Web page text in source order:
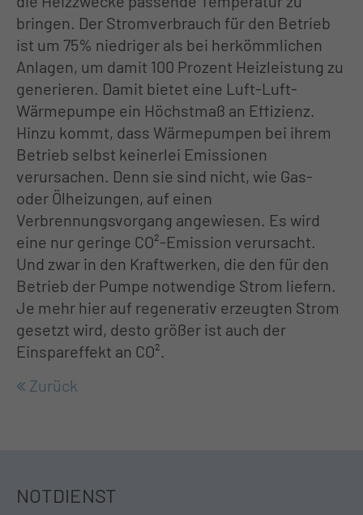
Drop us a line
info@yourdomain.com
About us
Lorem ipsum dolor sit amet,
consectetuer adipiscing elit.
Aenean commodo ligula eget dolor.
Aenean massa. Cum sociis natoque
penatibus et magnis dis parturient
montes, nascetur ridiculus mus. Donec
quam felis, ultricies nec.
bringen. Der Stromverbrauch für den Betrieb
ist um 75% niedriger als bei herkömmlichen
Anlagen, um damit 100 Prozent Heizleistung zu
generieren. Damit bietet eine Luft-Luft-
Wärmepumpe ein Höchstmaß an Effizienz.
Hinzu kommt, dass Wärmepumpen bei ihrem
Betrieb selbst keinerlei Emissionen
verursachen. Denn sie sind nicht, wie Gas-
oder Ölheizungen, auf einen
Verbrennungsvorgang angewiesen. Es wird
eine nur geringe CO²-Emission verursacht.
Und zwar in den Kraftwerken, die den für den
Betrieb der Pumpe notwendige Strom liefern.
Je mehr hier auf regenerativ erzeugten Strom
gesetzt wird, desto größer ist auch der
Einspareffekt an CO².
Zurück
NOTDIENST